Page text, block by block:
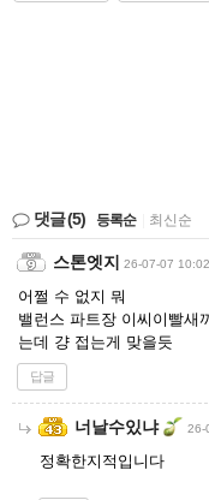
댓글(5) 등록순 최신순
스톤엣지 26-07-07 10:02
어쩔 수 없지 뭐
밸런스 파트장 이씨이빨새
는데 걍 접는게 맞을듯
답글
너날수있냐 26-
정확한지적입니다